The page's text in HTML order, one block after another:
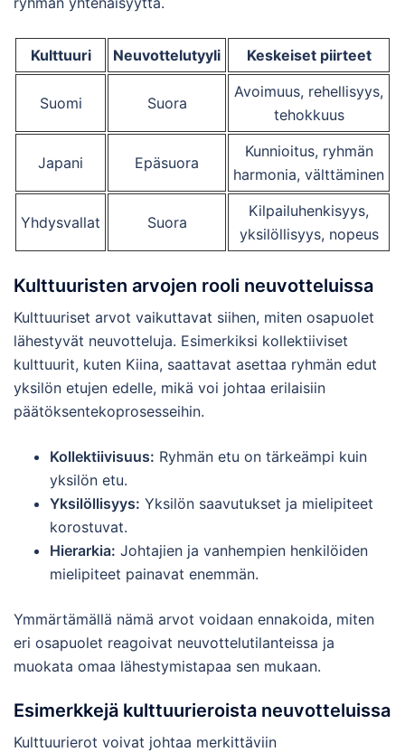
Kulttuuri Neuvottelutyyli Keskeiset piirteet
Suomi Suora
Avoimuus, rehellisyys,
tehokkuus
Japani Epäsuora
Kunnioitus, ryhmän
harmonia, välttäminen
Yhdysvallat Suora
Kilpailuhenkisyys,
yksilöllisyys, nopeus
Kulttuuristen arvojen rooli neuvotteluissa
Kulttuuriset arvot vaikuttavat siihen, miten osapuolet
lähestyvät neuvotteluja. Esimerkiksi kollektiiviset
kulttuurit, kuten Kiina, saattavat asettaa ryhmän edut
yksilön etujen edelle, mikä voi johtaa erilaisiin
päätöksentekoprosesseihin.
Kollektiivisuus: Ryhmän etu on tärkeämpi kuin
yksilön etu.
Yksilöllisyys: Yksilön saavutukset ja mielipiteet
korostuvat.
Hierarkia: Johtajien ja vanhempien henkilöiden
mielipiteet painavat enemmän.
Ymmärtämällä nämä arvot voidaan ennakoida, miten
eri osapuolet reagoivat neuvottelutilanteissa ja
muokata omaa lähestymistapaa sen mukaan.
Esimerkkejä kulttuurieroista neuvotteluissa
Kulttuurierot voivat johtaa merkittäviin